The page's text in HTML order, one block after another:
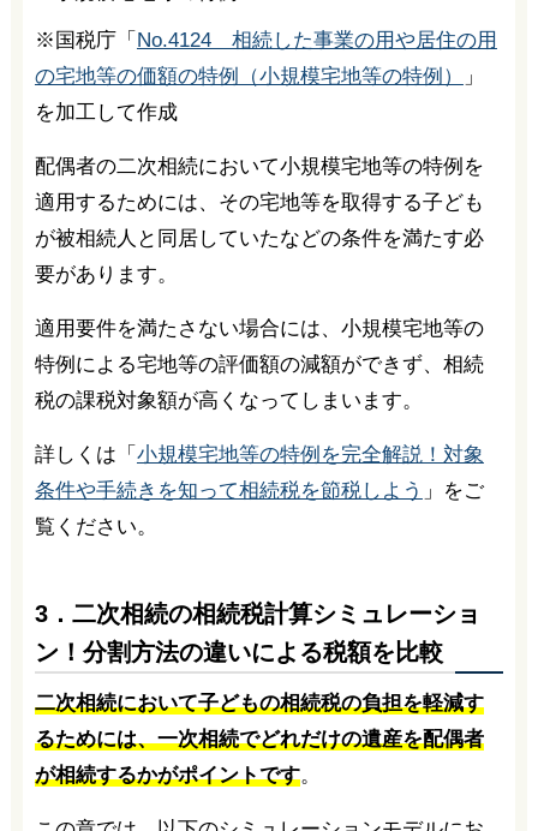
※国税庁「 No.4124 相続した事業の用や居住の用
の宅地等の価額の特例（小規模宅地等の特例）
」
を加工して作成
配偶者の二次相続において小規模宅地等の特例を
適用するためには、その宅地等を取得する子ども
が被相続人と同居していたなどの条件を満たす必
要があります。
適用要件を満たさない場合には、小規模宅地等の
特例による宅地等の評価額の減額ができず、相続
税の課税対象額が高くなってしまいます。
詳しくは「 小規模宅地等の特例を完全解説！対象
条件や手続きを知って相続税を節税しよう 」をご
覧ください。
3．二次相続の相続税計算シミュレーショ
ン！分割方法の違いによる税額を比較
二次相続において子どもの相続税の負担を軽減す
るためには、一次相続でどれだけの遺産を配偶者
が相続するかがポイントです。